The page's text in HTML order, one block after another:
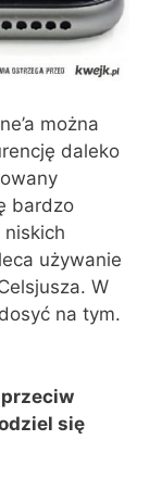
można
daleko
bardzo
używanie
W
na tym.
się